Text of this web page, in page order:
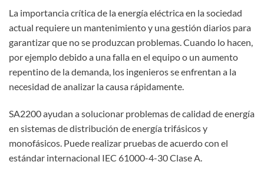
La importancia crítica de la energía eléctrica en la sociedad
actual requiere un mantenimiento y una gestión diarios para
garantizar que no se produzcan problemas. Cuando lo hacen,
por ejemplo debido a una falla en el equipo o un aumento
repentino de la demanda, los ingenieros se enfrentan a la
necesidad de analizar la causa rápidamente.
SA2200 ayudan a solucionar problemas de calidad de energía
en sistemas de distribución de energía trifásicos y
monofásicos. Puede realizar pruebas de acuerdo con el
estándar internacional IEC 61000-4-30 Clase A.